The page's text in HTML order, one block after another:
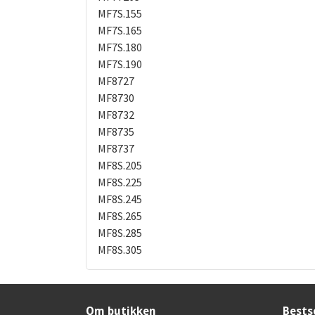
MF7S.155
MF7S.165
MF7S.180
MF7S.190
MF8727
MF8730
MF8732
MF8735
MF8737
MF8S.205
MF8S.225
MF8S.245
MF8S.265
MF8S.285
MF8S.305
Om butikken